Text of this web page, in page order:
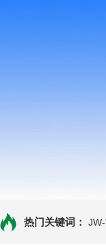
热门关键词：